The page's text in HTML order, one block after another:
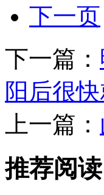
下一页
下一篇：
阳后很
上一篇：
推荐阅读